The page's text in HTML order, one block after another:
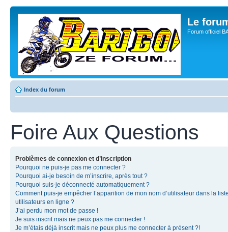
Le
Forum officiel
Index du forum
Foire Aux Questions
Problèmes de connexion et d’inscription
Pourquoi ne puis-je pas me connecter ?
Pourquoi ai-je besoin de m’inscrire, après tout ?
Pourquoi suis-je déconnecté automatiquement ?
Comment puis-je empêcher l’apparition de mon nom d’utilisateur dans la
utilisateurs en ligne ?
J’ai perdu mon mot de passe !
Je suis inscrit mais ne peux pas me connecter !
Je m’étais déjà inscrit mais ne peux plus me connecter à présent ?!